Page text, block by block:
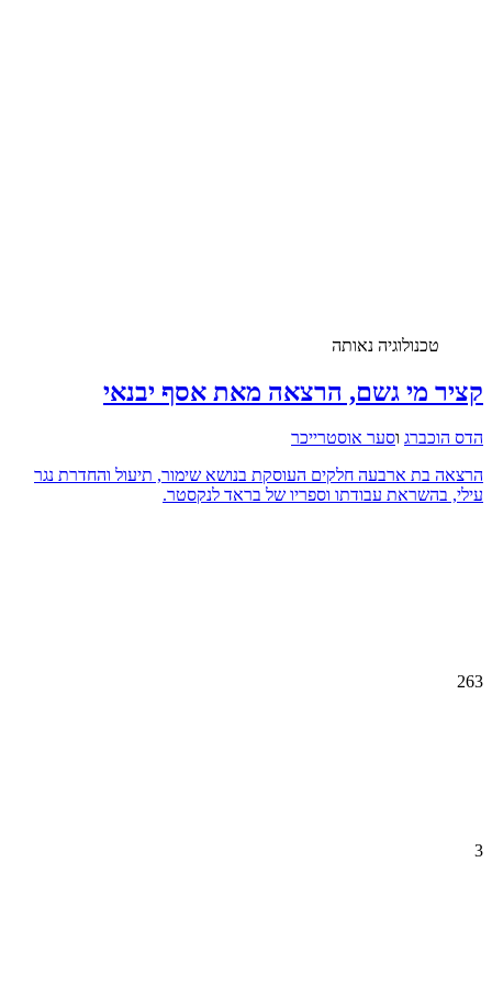
טכנולוגיה נאותה
קציר מי גשם, הרצאה מאת אסף יבנאי
הדס הוכברג וסער אוסטרייכר
הרצאה בת ארבעה חלקים העוסקת בנושא שימור, תיעול והחדרת נגר
עילי, בהשראת עבודתו וספריו של בראד לנקסטר.
263
3